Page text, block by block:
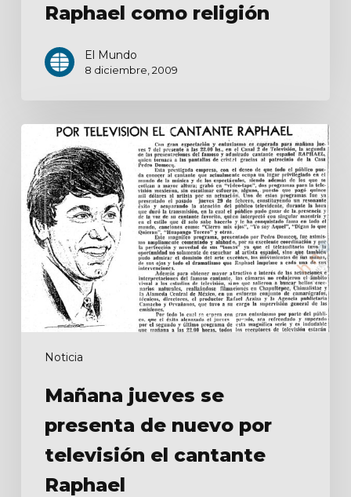
Raphael como religión
El Mundo
8 diciembre, 2009
Noticia
Mañana
jueves
presenta
de
nuevo
por
televisión
cantante
Raphael
Mañana jueves se
presenta de nuevo por
televisión el cantante
Raphael